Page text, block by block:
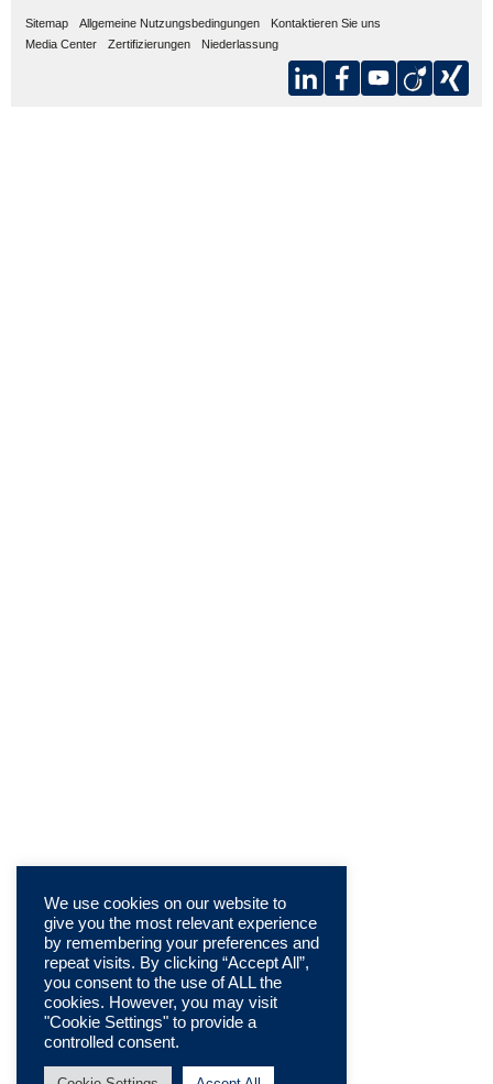
Sitemap Allgemeine Nutzungsbedingungen
Kontaktieren Sie uns
Media Center
Zertifizierungen Niederlassung
We use cookies on our website to
give you the most relevant experience
by remembering your preferences and
repeat visits. By clicking “Accept All”,
you consent to the use of ALL the
cookies. However, you may visit
"Cookie Settings" to provide a
controlled consent.